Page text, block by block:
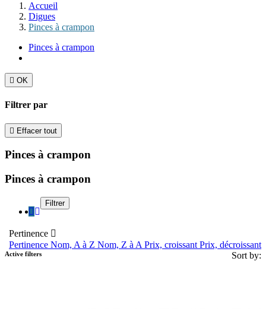
Accueil
Digues
Pinces à crampon
Pinces à crampon
 OK
Filtrer par
 Effacer tout
Pinces à crampon
Pinces à crampon
Pertinence 
Pertinence Nom, A à Z Nom, Z à A Prix, croissant Prix, décroissant
Sort by:
Filtrer
Active filters